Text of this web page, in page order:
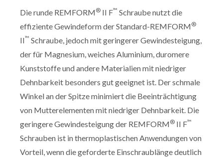
Die runde REMFORM® II F™ Schraube nutzt die
effiziente Gewindeform der Standard-REMFORM®
II™ Schraube, jedoch mit geringerer Gewindesteigung,
der für Magnesium, weiches Aluminium, duromere
Kunststoffe und andere Materialien mit niedriger
Dehnbarkeit besonders gut geeignet ist. Der schmale
Winkel an der Spitze minimiert die Beeinträchtigung
von Mutterelementen mit niedriger Dehnbarkeit. Die
geringere Gewindesteigung der REMFORM® II F™
Schrauben ist in thermoplastischen Anwendungen von
Vorteil, wenn die geforderte Einschraublänge deutlich